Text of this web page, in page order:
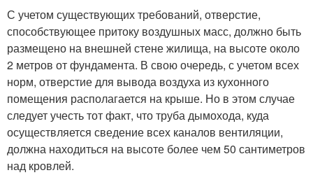
С учетом существующих требований, отверстие,
способствующее притоку воздушных масс, должно быть
размещено на внешней стене жилища, на высоте около
2 метров от фундамента. В свою очередь, с учетом всех
норм, отверстие для вывода воздуха из кухонного
помещения располагается на крыше. Но в этом случае
следует учесть тот факт, что труба дымохода, куда
осуществляется сведение всех каналов вентиляции,
должна находиться на высоте более чем 50 сантиметров
над кровлей.